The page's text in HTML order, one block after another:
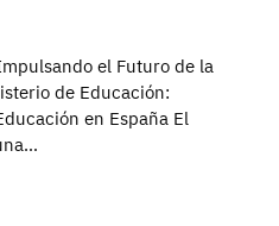
el Futuro de la
de Educación:
en España El